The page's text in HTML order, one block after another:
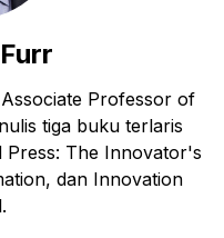
Professor of
tiga buku terlaris
The Innovator's
dan Innovation